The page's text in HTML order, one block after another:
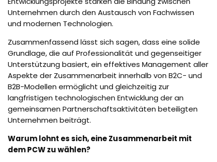
Unternehmen durch den Austausch von Fachwissen
und modernen Technologien.
Zusammenfassend lässt sich sagen, dass eine solide
Grundlage, die auf Professionalität und gegenseitiger
Unterstützung basiert, ein effektives Management aller
Aspekte der Zusammenarbeit innerhalb von B2C- und
B2B-Modellen ermöglicht und gleichzeitig zur
langfristigen technologischen Entwicklung der an
gemeinsamen Partnerschaftsaktivitäten beteiligten
Unternehmen beiträgt.
Warum lohnt es sich, eine Zusammenarbeit mit
dem PCW zu wählen?